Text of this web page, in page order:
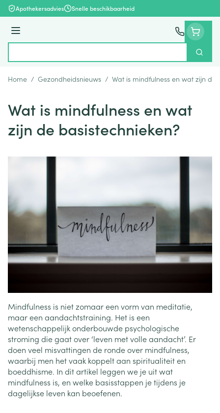
Ga naar de inhoud
Apothekersadvies Snelle beschikbaarheid
Menu
Zoek
Home / Gezondheidsnieuws / Wat is mindfulness en wat zijn de
Wat is mindfulness en wat
zijn de basistechnieken?
Mindfulness is niet zomaar een vorm van meditatie,
maar een aandachtstraining. Het is een
wetenschappelijk onderbouwde psychologische
stroming die gaat over ‘leven met volle aandacht’. Er
doen veel misvattingen de ronde over mindfulness,
waarbij men het vaak koppelt aan spiritualiteit en
boeddhisme. In dit artikel leggen we je uit wat
mindfulness is, en welke basisstappen je tijdens je
dagelijkse leven kan beoefenen.